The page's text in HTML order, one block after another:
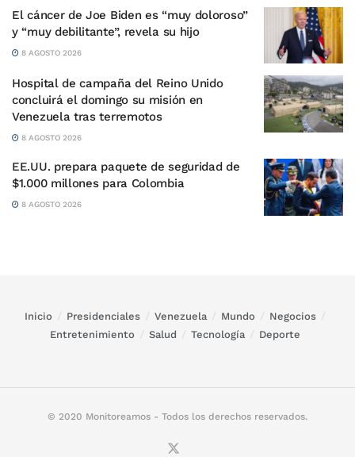
El cáncer de Joe Biden es “muy doloroso”
y “muy debilitante”, revela su hijo
8 AGOSTO 2026
Hospital de campaña del Reino Unido
concluirá el domingo su misión en
Venezuela tras terremotos
8 AGOSTO 2026
EE.UU. prepara paquete de seguridad de
$1.000 millones para Colombia
8 AGOSTO 2026
Inicio Presidenciales Venezuela Mundo
Negocios
Entretenimiento
Salud Tecnología Deporte
© 2020 Monitoreamos - Todos los derechos reservados.